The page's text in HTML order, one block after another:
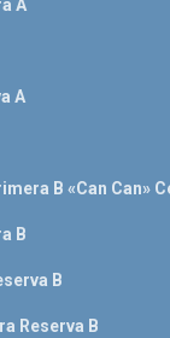
A
A
B «Can Can»
B
B
Reserva B